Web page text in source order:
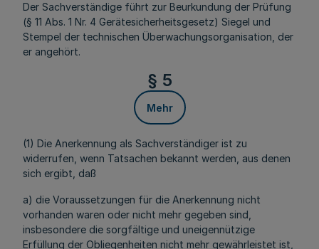
Der Sachverständige führt zur Beurkundung der Prüfung
(§ 11 Abs. 1 Nr. 4 Gerätesicherheitsgesetz) Siegel und
Stempel der technischen Überwachungsorganisation, der
er angehört.
§ 5
Mehr
(1) Die Anerkennung als Sachverständiger ist zu
widerrufen, wenn Tatsachen bekannt werden, aus denen
sich ergibt, daß
a) die Voraussetzungen für die Anerkennung nicht
vorhanden waren oder nicht mehr gegeben sind,
insbesondere die sorgfältige und uneigennützige
Erfüllung der Obliegenheiten nicht mehr gewährleistet ist,